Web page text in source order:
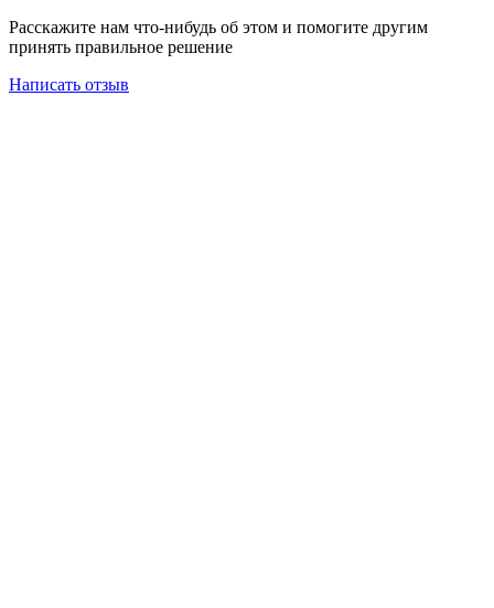
Расскажите нам что-нибудь об этом и помогите другим
принять правильное решение
Написать отзыв